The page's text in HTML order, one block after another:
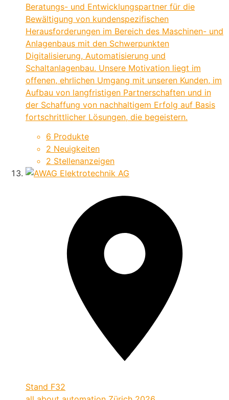
Beratungs- und Entwicklungspartner für die
Bewältigung von kundenspezifischen
Herausforderungen im Bereich des Maschinen- und
Anlagenbaus mit den Schwerpunkten
Digitalisierung, Automatisierung und
Schaltanlagenbau. Unsere Motivation liegt im
offenen, ehrlichen Umgang mit unseren Kunden, im
Aufbau von langfristigen Partnerschaften und in
der Schaffung von nachhaltigem Erfolg auf Basis
fortschrittlicher Lösungen, die begeistern.
6 Produkte
2 Neuigkeiten
2 Stellenanzeigen
Stand F32